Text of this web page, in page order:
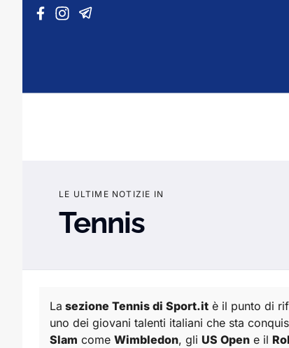
Vai al contenuto
LE ULTIME NOTIZIE IN
Tennis
La sezione Tennis di Sport.it è il punto di
uno dei giovani talenti italiani che sta
Slam come Wimbledon, gli US Open e il